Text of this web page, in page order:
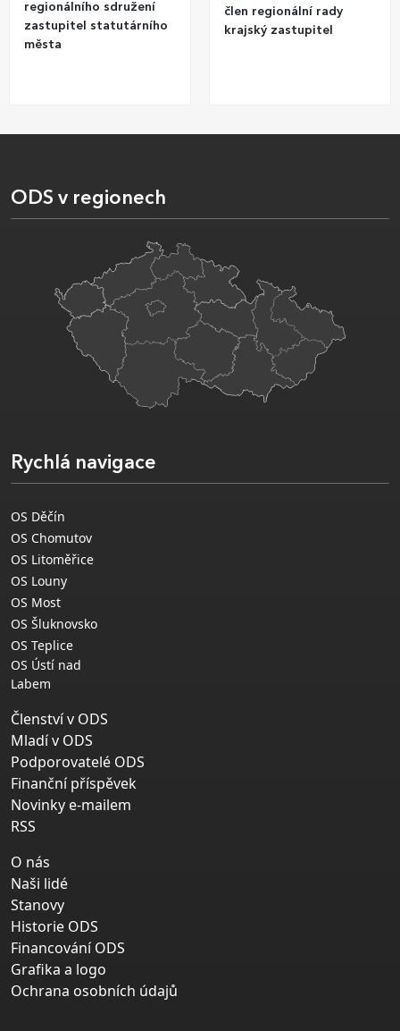
regionálního sdružení
zastupitel statutárního
města
člen regionální rady
krajský zastupitel
ODS v regionech
Rychlá navigace
OS Děčín
OS Chomutov
OS Litoměřice
OS Louny
OS Most
OS Šluknovsko
OS Teplice
OS Ústí nad
Labem
Členství v ODS
Mladí v ODS
Podporovatelé ODS
Finanční příspěvek
Novinky e-mailem
RSS
O nás
Naši lidé
Stanovy
Historie ODS
Financování ODS
Grafika a logo
Ochrana osobních údajů